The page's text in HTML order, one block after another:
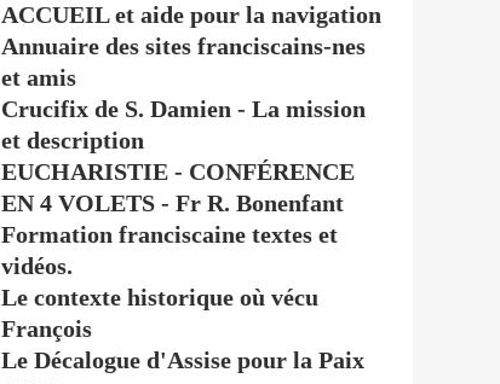
ACCUEIL et aide pour la navigation
Annuaire des sites franciscains-nes
et amis
Crucifix de S. Damien - La mission
et description
EUCHARISTIE - CONFÉRENCE
EN 4 VOLETS - Fr R. Bonenfant
Formation franciscaine textes et
vidéos.
Le contexte historique où vécu
François
Le Décalogue d'Assise pour la Paix